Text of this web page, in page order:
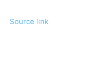
Source link